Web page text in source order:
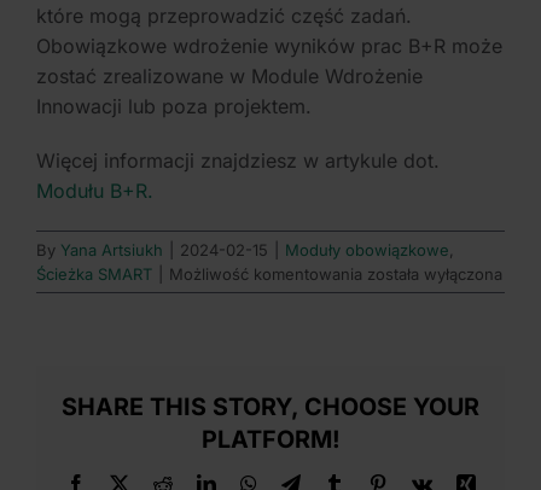
które mogą przeprowadzić część zadań.
Obowiązkowe wdrożenie wyników prac B+R może
zostać zrealizowane w Module Wdrożenie
Innowacji lub poza projektem.
Więcej informacji znajdziesz w artykule dot.
Modułu B+R.
By Yana Artsiukh 2024-02-15 Moduły obowiązkowe
Ścieżka SMART
Możliwość komentowania Na
czym
rozwojowy?
Jakie
została wyłączona
SHARE THIS STORY, CHOOSE YOUR
PLATFORM!
Facebook
X RedditLinkedInWhatsApp
TelegramTumblr Pinterest
Vk